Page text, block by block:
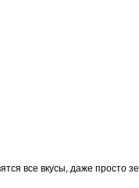
все вкусы, даже